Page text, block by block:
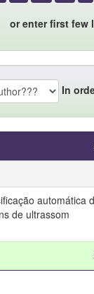
or enter first few
In
automática
de ultrassom